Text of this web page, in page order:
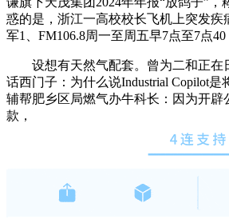
惑的是，浙江一高校校长飞机上突发疾
军1、FM106.8周一至周五早7点至7点40
设想有天然气配套。曾为二和正在
话西门子：为什么说Industrial Copilot
辅帮肥乡区局燃气办牛科长：因为开辟
款，